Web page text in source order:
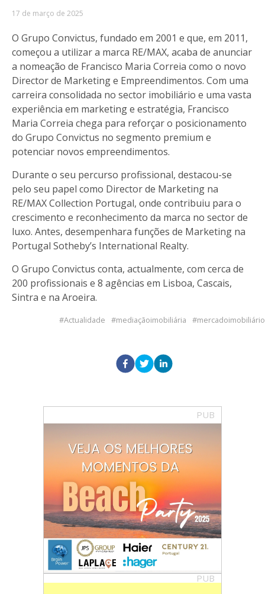
17 de março de 2025
O Grupo Convictus, fundado em 2001 e que, em 2011,
começou a utilizar a marca RE/MAX, acaba de anunciar
a nomeação de Francisco Maria Correia como o novo
Director de Marketing e Empreendimentos. Com uma
carreira consolidada no sector imobiliário e uma vasta
experiência em marketing e estratégia, Francisco
Maria Correia chega para reforçar o posicionamento
do Grupo Convictus no segmento premium e
potenciar novos empreendimentos.
Durante o seu percurso profissional, destacou-se
pelo seu papel como Director de Marketing na
RE/MAX Collection Portugal, onde contribuiu para o
crescimento e reconhecimento da marca no sector de
luxo. Antes, desempenhara funções de Marketing na
Portugal Sotheby’s International Realty.
O Grupo Convictus conta, actualmente, com cerca de
200 profissionais e 8 agências em Lisboa, Cascais,
Sintra e na Aroeira.
Actualidade mediaçãoimobiliária mercadoimobiliário
PUB
PUB